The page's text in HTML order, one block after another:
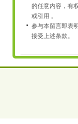
的任意内容，有
或引用 。
参与本留言即表
接受上述条款。